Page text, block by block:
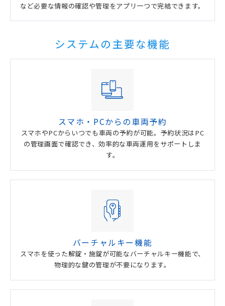
など必要な情報の確認や管理をアプリ一つで完結できます。
システムの主要な機能
スマホ・PCからの車両予約
スマホやPCからいつでも車両の予約が可能。予約状況はPC
の管理画面で確認でき、効率的な車両運用をサポートしま
す。
バーチャルキー機能
スマホを使った解錠・施錠が可能なバーチャルキー機能で、
物理的な鍵の管理が不要になります。